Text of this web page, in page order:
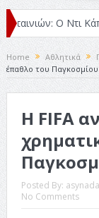
Ο Ντι Κάπριο
Home Αθλητικά
έπαθλο του
H FIFA
Posted By:
No Comments